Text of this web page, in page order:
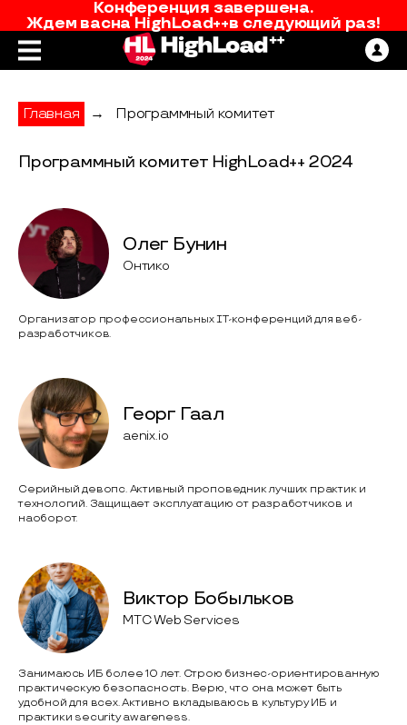
Конференция завершена.
Ждем васна HighLoad++в следующий раз!
Главная → Программный комитет
Программный комитет HighLoad++ 2024
Олег Бунин
Онтико
Организатор профессиональных IT-конференций для веб-
разработчиков.
Георг Гаал
aenix.io
Серийный девопс. Активный проповедник лучших практик и
технологий. Защищает эксплуатацию от разработчиков и
наоборот.
Виктор Бобыльков
MTС Web Services
Занимаюсь ИБ более 10 лет. Строю бизнес-ориентированную
практическую безопасность. Верю, что она может быть
удобной для всех. Активно вкладываюсь в культуру ИБ и
практики security awareness.